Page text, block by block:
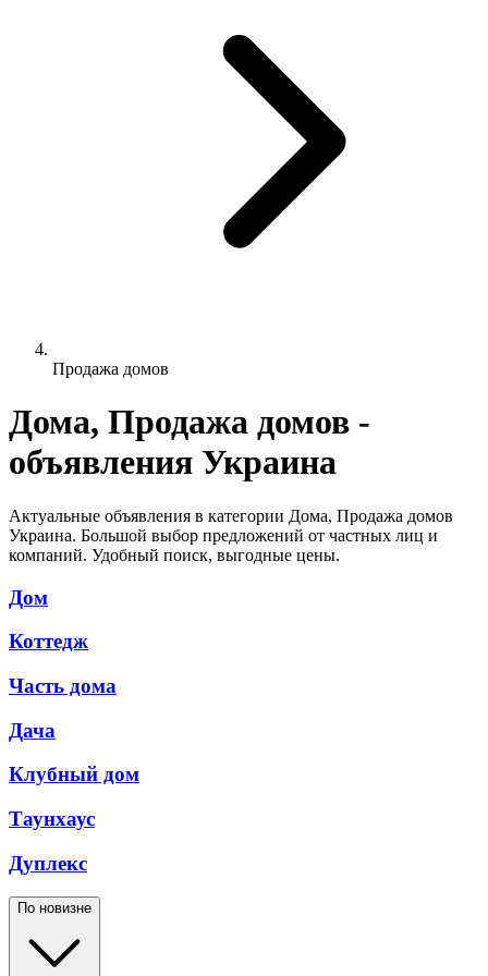
Продажа домов
Дома, Продажа домов -
объявления Украина
Актуальные объявления в категории Дома, Продажа домов
Украина. Большой выбор предложений от частных лиц и
компаний. Удобный поиск, выгодные цены.
Дом
Коттедж
Часть дома
Дача
Клубный дом
Таунхаус
Дуплекс
По новизне